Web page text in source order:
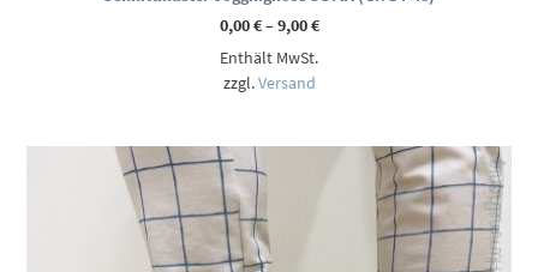
0,00€–9,00€Preisspanne:
bis
Enthält MwSt.
zzgl.Versand